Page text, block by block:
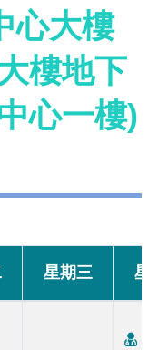
心大樓
樓地下
心一樓)
星期三 星